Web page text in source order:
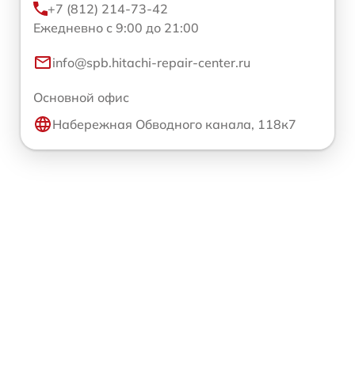
+7 (812) 214-73-42
Ежедневно с 9:00 до 21:00
info@spb.hitachi-repair-center.ru
Основной офис
Набережная Обводного канала, 118к7